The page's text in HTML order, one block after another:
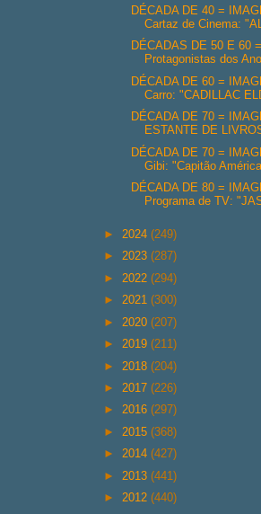
DÉCADA DE 40 =
Cartaz de Cinema:
DÉCADAS DE 50 E 60
Protagonistas dos
DÉCADA DE 60 =
Carro: "CADILLAC
DÉCADA DE 70 =
ESTANTE DE
DÉCADA DE 70 =
Gibi: "Capitão
DÉCADA DE 80 =
Programa de TV:
► 2024 (249)
► 2023 (287)
► 2022 (294)
► 2021 (300)
► 2020 (207)
► 2019 (211)
► 2018 (204)
► 2017 (226)
► 2016 (297)
► 2015 (368)
► 2014 (427)
► 2013 (441)
► 2012 (440)